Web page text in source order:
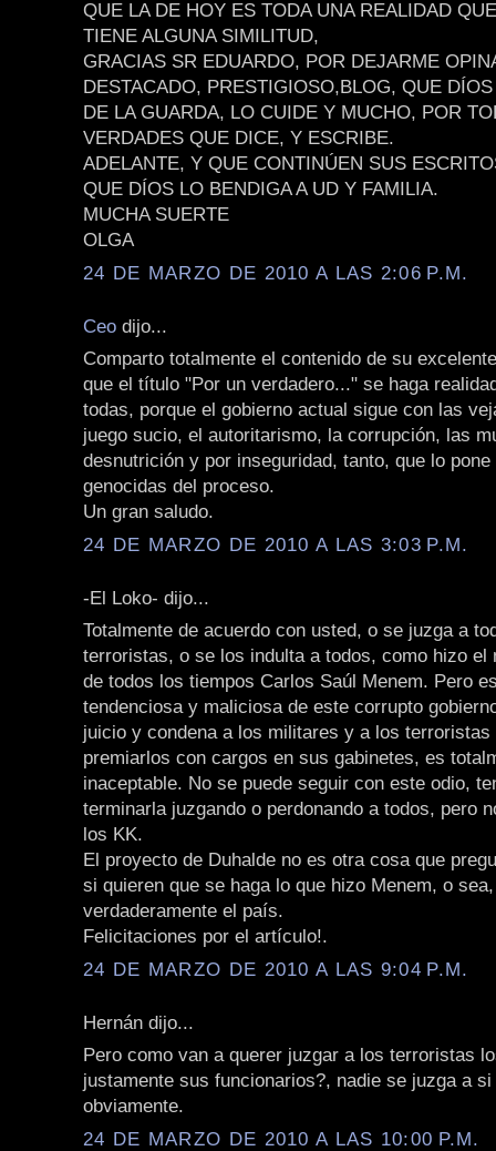
QUE LA DE HOY ES TODA UNA REALIDAD
TIENE ALGUNA SIMILITUD,
GRACIAS SR EDUARDO, POR DEJARME
DESTACADO, PRESTIGIOSO,BLOG, QUE
DE LA GUARDA, LO CUIDE Y MUCHO, POR
VERDADES QUE DICE, Y ESCRIBE.
ADELANTE, Y QUE CONTINÚEN SUS
QUE DÍOS LO BENDIGA A UD Y FAMILIA.
MUCHA SUERTE
OLGA
24 DE MARZO DE 2010 A LAS 2:06 P.M.
Ceo dijo...
Comparto totalmente el contenido de su
que el título "Por un verdadero..." se haga
todas, porque el gobierno actual sigue con las
juego sucio, el autoritarismo, la corrupción, las
desnutrición y por inseguridad, tanto, que lo
genocidas del proceso.
Un gran saludo.
24 DE MARZO DE 2010 A LAS 3:03 P.M.
-El Loko- dijo...
Totalmente de acuerdo con usted, o se juzga a
terroristas, o se los indulta a todos, como hizo el
de todos los tiempos Carlos Saúl Menem. Pero
tendenciosa y maliciosa de este corrupto
juicio y condena a los militares y a los terroristas
premiarlos con cargos en sus gabinetes, es
inaceptable. No se puede seguir con este odio,
terminarla juzgando o perdonando a todos, pero
los KK.
El proyecto de Duhalde no es otra cosa que
si quieren que se haga lo que hizo Menem, o
verdaderamente el país.
Felicitaciones por el artículo!.
24 DE MARZO DE 2010 A LAS 9:04 P.M.
Hernán dijo...
Pero como van a querer juzgar a los terroristas
justamente sus funcionarios?, nadie se juzga a
obviamente.
24 DE MARZO DE 2010 A LAS 10:00 P.M.